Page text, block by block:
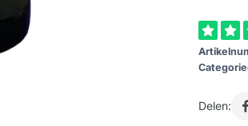
Delen: